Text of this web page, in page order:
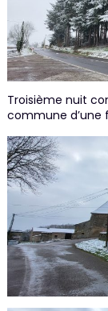
Troisième nuit
commune d’une